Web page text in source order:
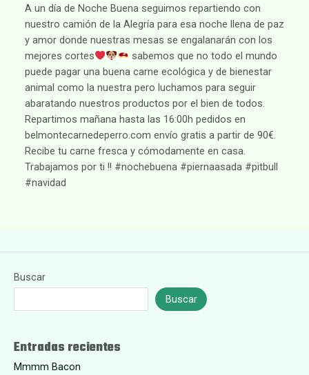
A un día de Noche Buena seguimos repartiendo con
nuestro camión de la Alegría para esa noche llena de paz
y amor donde nuestras mesas se engalanarán con los
mejores cortes
sabemos que no todo el mundo
puede pagar una buena carne ecológica y de bienestar
animal como la nuestra pero luchamos para seguir
abaratando nuestros productos por el bien de todos.
Repartimos mañana hasta las 16:00h pedidos en
belmontecarnedeperro.com envío gratis a partir de 90€.
Recibe tu carne fresca y cómodamente en casa.
Trabajamos por ti !! #nochebuena #piernaasada #pitbull
#navidad
Buscar
Buscar
Entradas recientes
Mmmm Bacon